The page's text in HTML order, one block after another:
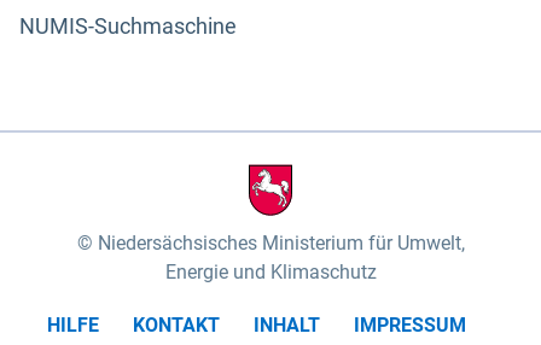
NUMIS-Suchmaschine
Niedersächsisches Ministerium für Umwelt,
Energie und Klimaschutz
HILFE KONTAKT INHALT
IMPRESSUM